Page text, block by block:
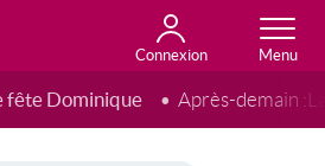
Connexion
fête Dominique Après-demain :